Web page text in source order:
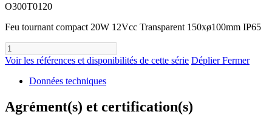
O300T0120
Feu tournant compact 20W 12Vcc Transparent 150xø100mm IP65
Voir les références et disponibilités de cette série Déplier Fermer
Données techniques
Agrément(s) et certification(s)